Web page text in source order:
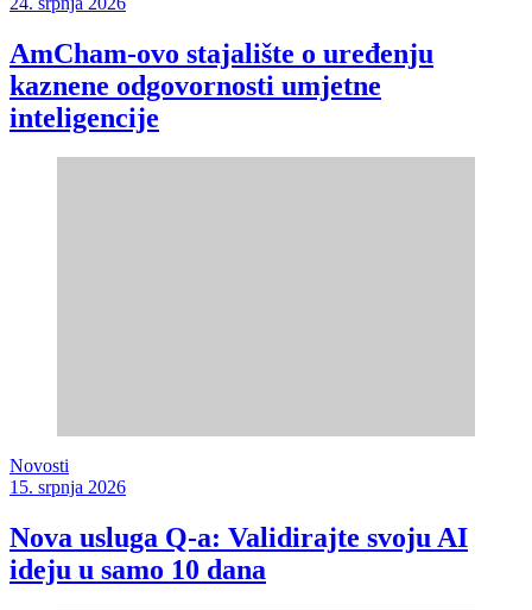
AmCham-ovo stajalište o uređenju
kaznene odgovornosti umjetne
inteligencije
Novosti
15. srpnja 2026
Nova usluga Q-a: Validirajte svoju AI
ideju u samo 10 dana